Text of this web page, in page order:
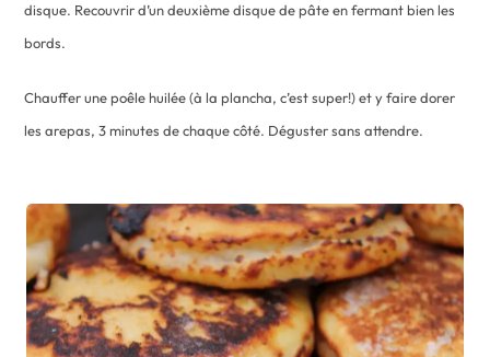
disque. Recouvrir d’un deuxième disque de pâte en fermant bien les
bords.
Chauffer une poêle huilée (à la plancha, c’est super!) et y faire dorer
les arepas, 3 minutes de chaque côté. Déguster sans attendre.